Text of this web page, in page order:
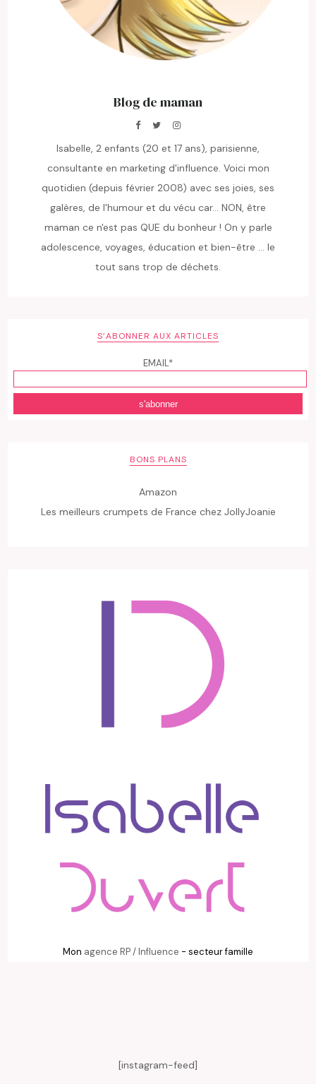
Blog de maman
Isabelle, 2 enfants (20 et 17 ans), parisienne,
consultante en marketing d'influence. Voici mon
quotidien (depuis février 2008) avec ses joies, ses
galères, de l'humour et du vécu car... NON, être
maman ce n'est pas QUE du bonheur ! On y parle
adolescence, voyages, éducation et bien-être ... le
tout sans trop de déchets.
S’ABONNER AUX ARTICLES
EMAIL*
BONS PLANS
Amazon
Les meilleurs crumpets de France chez JollyJoanie
Mon agence RP / Influence - secteur famille
[instagram-feed]